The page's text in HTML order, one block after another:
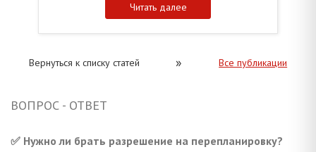
Читать далее
Вернуться к списку статей » Все публикации
ВОПРОС - ОТВЕТ
✅ Нужно ли брать разрешение на перепланировку?